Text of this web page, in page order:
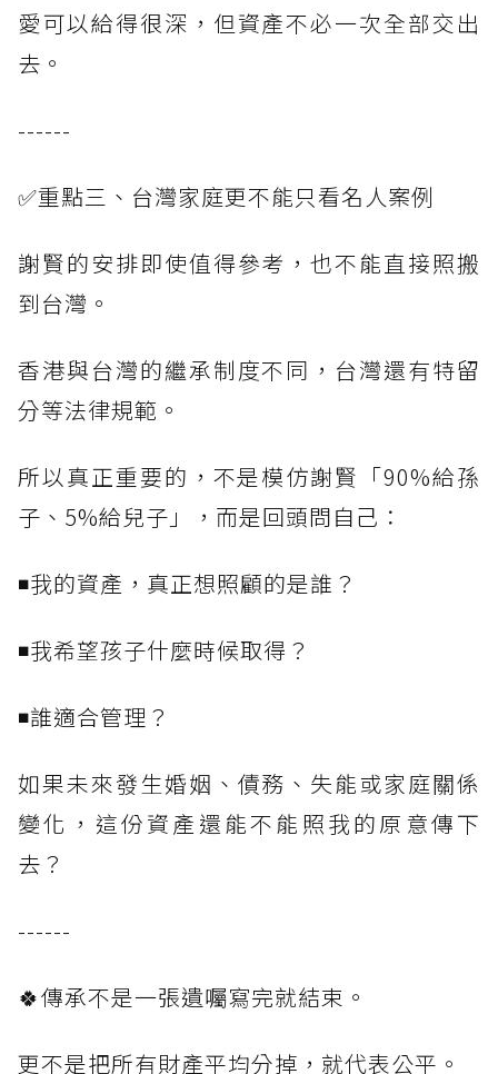
愛可以給得很深，但資產不必一次全部交出
去。
------
✅重點三、台灣家庭更不能只看名人案例
謝賢的安排即使值得參考，也不能直接照搬
到台灣。
香港與台灣的繼承制度不同，台灣還有特留
分等法律規範。
所以真正重要的，不是模仿謝賢「90%給孫
子、5%給兒子」，而是回頭問自己：
◾我的資產，真正想照顧的是誰？
◾我希望孩子什麼時候取得？
◾誰適合管理？
如果未來發生婚姻、債務、失能或家庭關係
變化，這份資產還能不能照我的原意傳下
去？
------
🍀傳承不是一張遺囑寫完就結束。
更不是把所有財產平均分掉，就代表公平。